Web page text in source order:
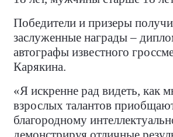
Победители и призеры
заслуженные награды –
автографы известного
Карякина.
«Я искренне рад видеть, как
взрослых талантов
благородному